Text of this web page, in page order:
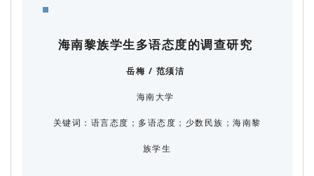
海南黎族学生多语态度的调查研究
岳梅 / 范须洁
海南大学
关键词：语言态度；多语态度；少数民族；海南黎
族学生